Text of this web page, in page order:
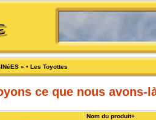
» • Les Toyottes
ce que nous avons-
Nom du produit+